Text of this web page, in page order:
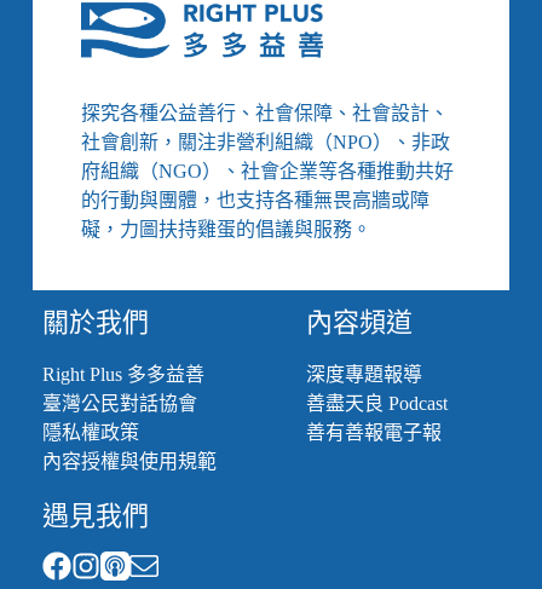
探究各種公益善行、社會保障、社會設計、
社會創新，關注非營利組織（NPO）、非政
府組織（NGO）、社會企業等各種推動共好
的行動與團體，也支持各種無畏高牆或障
礙，力圖扶持雞蛋的倡議與服務。
關於我們
Right Plus 多多益善
臺灣公民對話協會
隱私權政策
內容授權與使用規範
內容頻道
深度專題報導
善盡天良 Podcast
善有善報電子報
遇見我們